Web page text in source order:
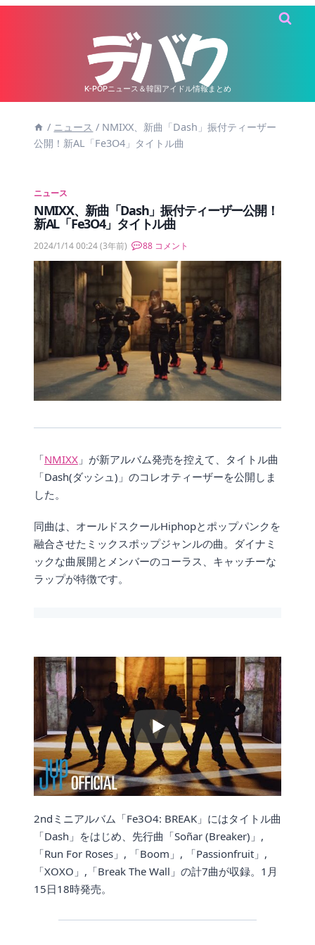
K-POPニュース＆韓国アイドル情報まとめ
/ ニュース / NMIXX、新曲「Dash」振付ティーザー
公開！新AL「Fe3O4」タイトル曲
ニュース
NMIXX、新曲「Dash」振付ティーザー公開！
新AL「Fe3O4」タイトル曲
2024/1/14 00:24(3年前) 88 コメント
「NMIXX 」が新アルバム発売を控えて、タイトル曲
「Dash(ダッシュ)」のコレオティーザーを公開しま
した。
同曲は、オールドスクールHiphopとポップパンクを
融合させたミックスポップジャンルの曲。ダイナミ
ックな曲展開とメンバーのコーラス、キャッチーな
ラップが特徴です。
2ndミニアルバム「Fe3O4: BREAK」にはタイトル曲
「Dash」をはじめ、先行曲「Soñar (Breaker)」,
「Run For Roses」, 「Boom」, 「Passionfruit」,
「XOXO」,「Break The Wall」の計7曲が収録。1月
15日18時発売。